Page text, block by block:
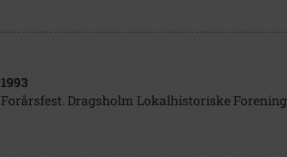
1993
Forårsfest. Dragsholm Lokalhistoriske Forening